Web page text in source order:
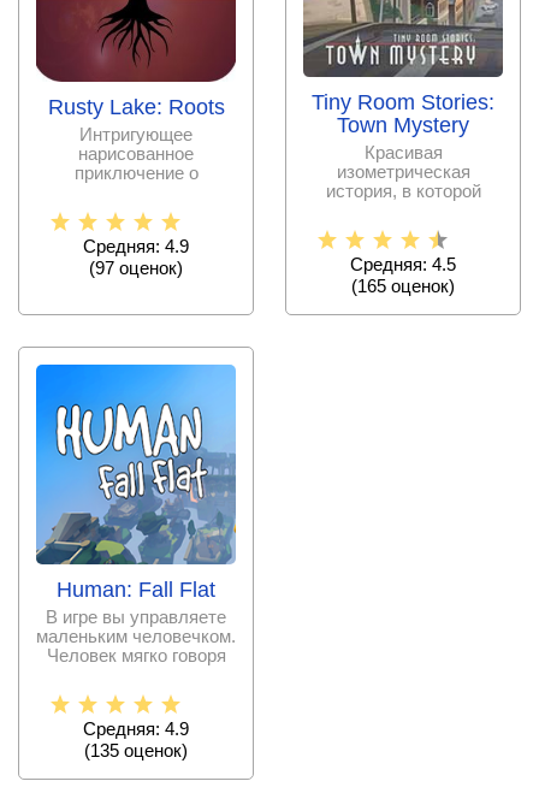
Rusty Lake: Roots
Интригующее
нарисованное
приключение о
и странных событиях в
Средняя: 4.9
(97 оценок)
Tiny Room Stories:
Town Mystery
Красивая
изометрическая
история, в которой
отыскать пропавшего
Средняя: 4.5
(165 оценок)
Human: Fall Flat
В игре вы управляете
маленьким человечком.
Человек мягко говоря
Средняя: 4.9
(135 оценок)